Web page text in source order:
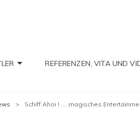
REFERENZEN, VITA UND
> Schiff Ahoi ! …. magisches